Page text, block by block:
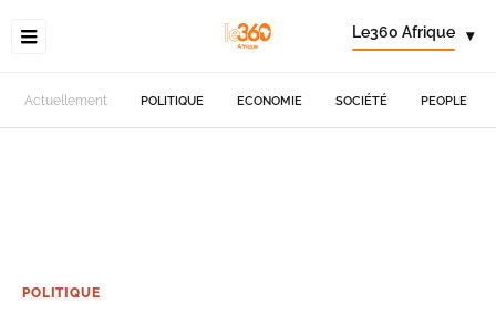
Le360 Afrique ▾
Actuellement POLITIQUE ECONOMIE SOCIÉTÉ PEOPLE
POLITIQUE